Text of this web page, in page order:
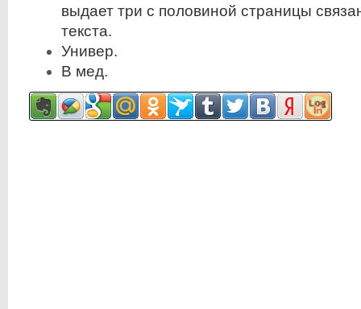
выдает три с половиной страницы
текста.
Универ.
В мед.